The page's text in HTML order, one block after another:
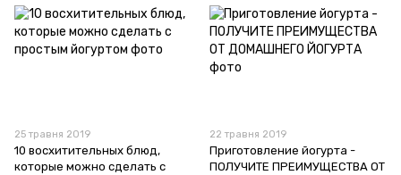
25 травня 2019
10 восхитительных блюд,
которые можно сделать с
22 травня 2019
Приготовление йогурта -
ПОЛУЧИТЕ ПРЕИМУЩЕСТВА ОТ